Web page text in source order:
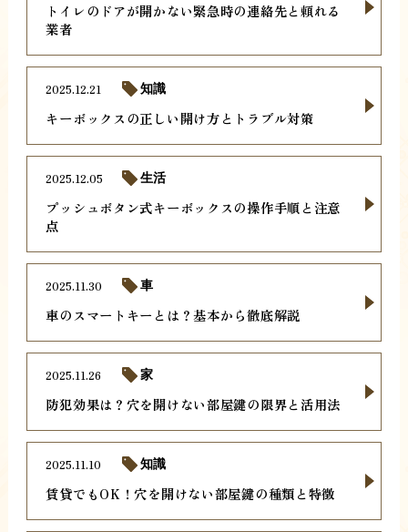
トイレのドアが開かない緊急時の連絡先と頼れる
業者
キーボックスの正しい開け方とトラブル対策
2025.12.21 知識
プッシュボタン式キーボックスの操作手順と注意
点
2025.12.05 生活
車のスマートキーとは？基本から徹底解説
2025.11.30 車
防犯効果は？穴を開けない部屋鍵の限界と活用法
2025.11.26 家
賃貸でもOK！穴を開けない部屋鍵の種類と特徴
2025.11.10 知識